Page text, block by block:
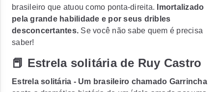
brasileiro que atuou como ponta-direita.
Imortalizado
pela grande habilidade e por seus dribles
desconcertantes. Se você não sabe quem é precisa
saber!
📕 Estrela solitária de Ruy Castro
Estrela solitária - Um brasileiro chamado Garrincha